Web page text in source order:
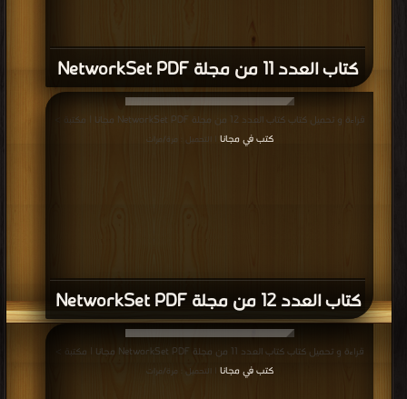
كتاب العدد 11 من مجلة NetworkSet PDF
كتاب العدد 12 من مجلة NetworkSet PDF
قراءة و تحميل كتاب كتاب العدد 12 من مجلة NetworkSet PDF مجانا | مكتبة >
كتب في مجانا | التحميل : مرة/مرات
قراءة و تحميل كتاب كتاب العدد 11 من مجلة NetworkSet PDF مجانا | مكتبة >
كتب في مجانا | التحميل : مرة/مرات